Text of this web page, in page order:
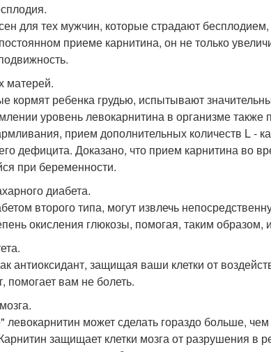
для тех мужчин, которые страдают
приеме карнитина, он не только
матерей.
кормят ребенка грудью, испытывают
уровень левокарнитина в организме
прием дополнительных количеств L -
дефицита. Доказано, что прием карнитина во
при беременности.
диабета.
второго типа, могут извлечь
окисления глюкозы, помогая, таким образом,
антиоксидант, защищая ваши клетки от
помогает вам не болеть.
может сделать гораздо больше, чем
защищает клетки мозга от разрушения в